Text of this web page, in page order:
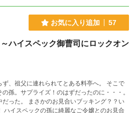
お気に入り追加 57
ハイスペック御曹司にロックオン
、祖父に連れられてとある料亭へ。 そこで
孫。サプライズ！のはずだったのに・・・。
ッキング？？い